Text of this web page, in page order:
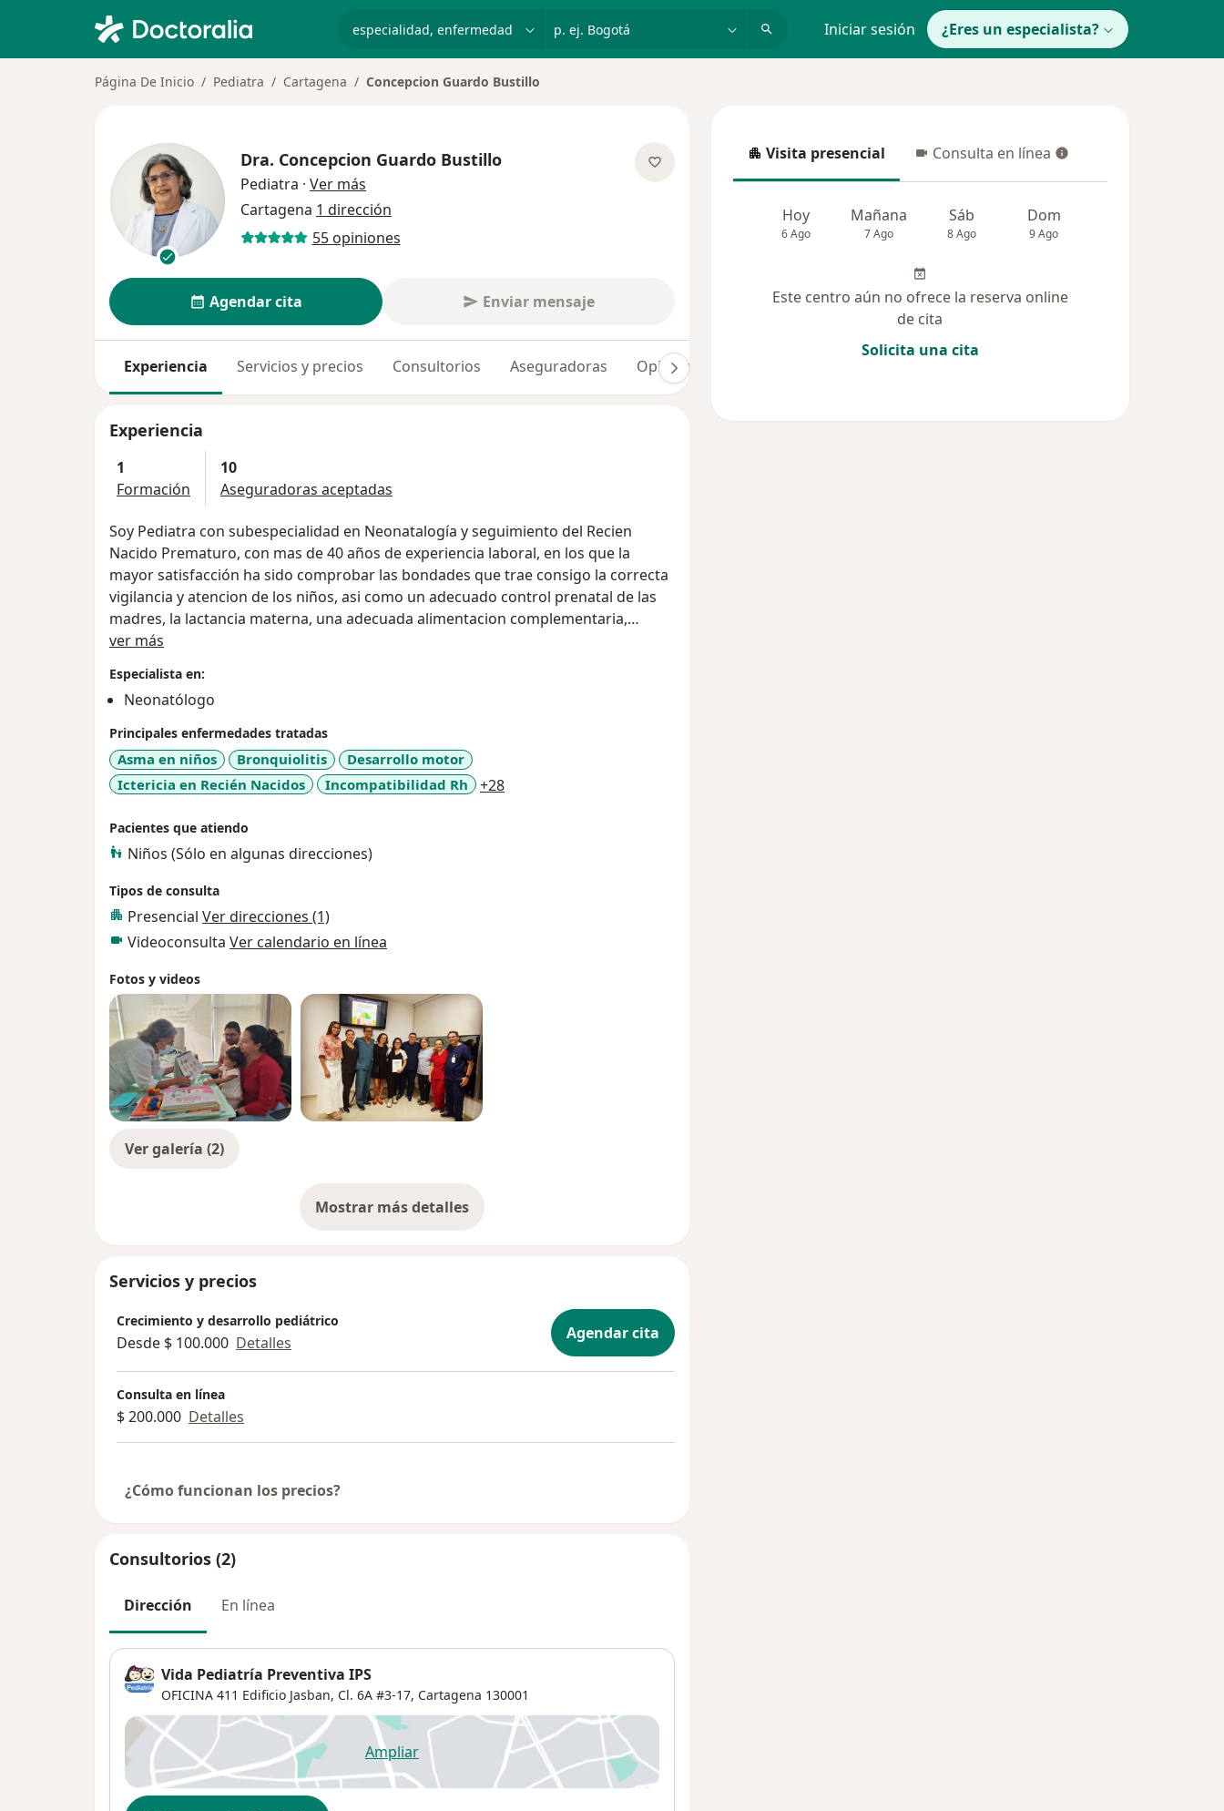
p. ej. Bogotá Iniciar sesión ¿Eres un especialista?
Página De Inicio Pediatra Cartagena Concepcion Guardo Bustillo
Dra. Concepcion Guardo Bustillo
Pediatra · Ver más
Cartagena 1 dirección
55 opiniones
Agendar cita Enviar mensaje
Experiencia Servicios y precios Consultorios Aseguradoras Opiniones (55)
Experiencia
1
Formación
10
Aseguradoras aceptadas
Soy Pediatra con subespecialidad en Neonatalogía y seguimiento del Recien
Nacido Prematuro, con mas de 40 años de experiencia laboral, en los que la
mayor satisfacción ha sido comprobar las bondades que trae consigo la correcta
vigilancia y atencion de los niños, asi como un adecuado control prenatal de las
madres, la lactancia materna, una adecuada alimentacion complementaria,
vacunas y una correcta orientacion a las familas en el crecimiento y desarrollo de
ver más
Especialista en:
Neonatólogo
Principales enfermedades tratadas
Asma en niños Bronquiolitis
Desarrollo motor
Ictericia en Recién Nacidos
Incompatibilidad Rh +28a11y_sr_more_diseases
Pacientes que atiendo
Niños (Sólo en algunas direcciones)
Tipos de consulta
Presencial Ver direcciones (1)
Videoconsulta Ver calendario en línea
Fotos y videos
Ver galería (2)
Mostrar más detalles
sobre la experiencia
Servicios y precios
Crecimiento y desarrollo pediátrico
Desde $ 100.000 Detalles Agendar cita
Consulta en línea
$ 200.000 Detalles
¿Cómo funcionan los precios?
Consultorios (2)
Dirección En línea
Vida Pediatría Preventiva IPS
OFICINA 411 Edificio Jasban, Cl. 6A #3-17, Cartagena 130001
Ampliarse abre en una nueva pestaña
Disponibilidad
Visita presencial
Visita presencial Consulta en línea
Consulta en línea
Hoy
6 Ago
Mañana
7 Ago
Sáb
8 Ago
Dom
9 Ago
Este centro aún no ofrece la reserva online
de cita
Solicita una cita